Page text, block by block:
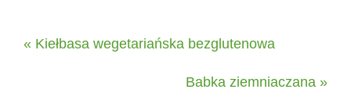
« Kiełbasa wegetariańska bezglutenowa
Babka ziemniaczana »